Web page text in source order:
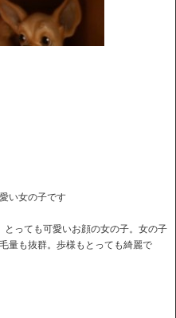
い女の子です
っても可愛いお顔の女の子。女の子
量も抜群。歩様もとっても綺麗で